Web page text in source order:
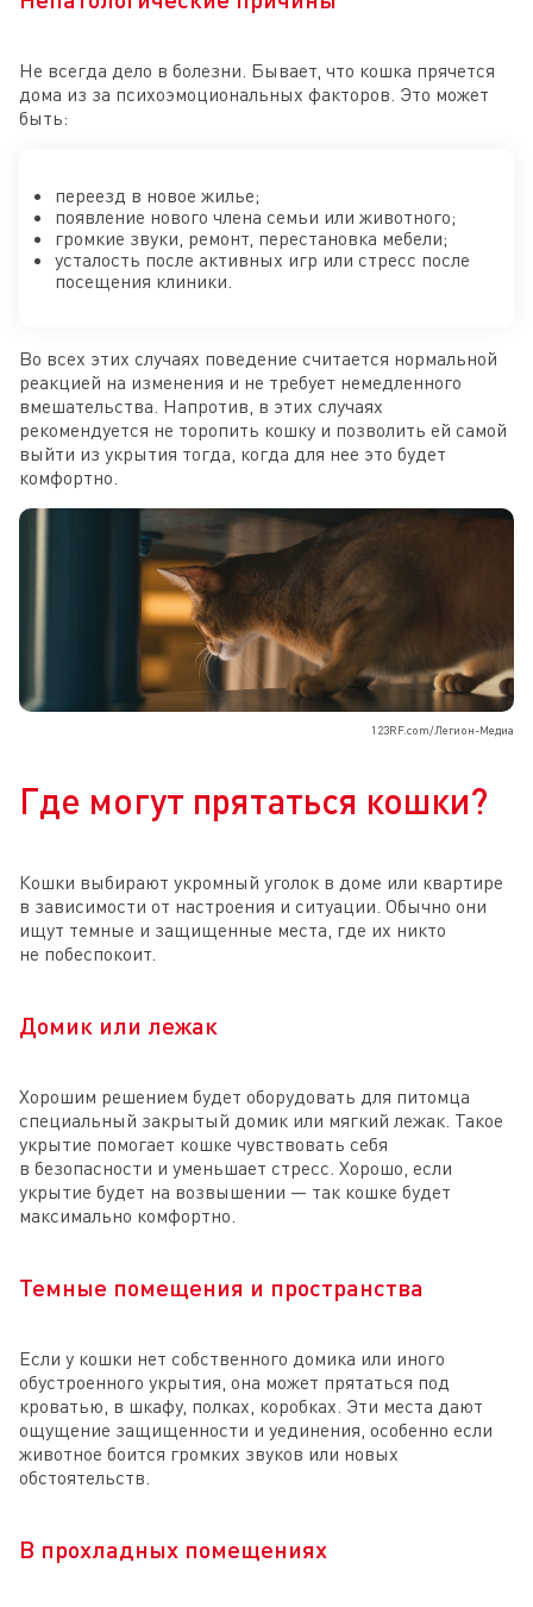
Не всегда дело в болезни. Бывает, что кошка прячется
дома из за психоэмоциональных факторов. Это может
быть:
переезд в новое жилье;
появление нового члена семьи или животного;
громкие звуки, ремонт, перестановка мебели;
усталость после активных игр или стресс после
посещения клиники.
Во всех этих случаях поведение считается нормальной
реакцией на изменения и не требует немедленного
вмешательства. Напротив, в этих случаях
рекомендуется не торопить кошку и позволить ей самой
выйти из укрытия тогда, когда для нее это будет
комфортно.
123RF.com/Легион-Медиа
Где могут прятаться кошки?
Кошки выбирают укромный уголок в доме или квартире
в зависимости от настроения и ситуации. Обычно они
ищут темные и защищенные места, где их никто
не побеспокоит.
Домик или лежак
Хорошим решением будет оборудовать для питомца
специальный закрытый домик или мягкий лежак. Такое
укрытие помогает кошке чувствовать себя
в безопасности и уменьшает стресс. Хорошо, если
укрытие будет на возвышении — так кошке будет
максимально комфортно.
Темные помещения и пространства
Если у кошки нет собственного домика или иного
обустроенного укрытия, она может прятаться под
кроватью, в шкафу, полках, коробках. Эти места дают
ощущение защищенности и уединения, особенно если
животное боится громких звуков или новых
обстоятельств.
В прохладных помещениях